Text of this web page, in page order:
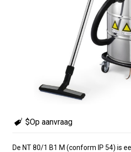
$Op aanvraag
De NT 80/1 B1 M (conform IP 54) is